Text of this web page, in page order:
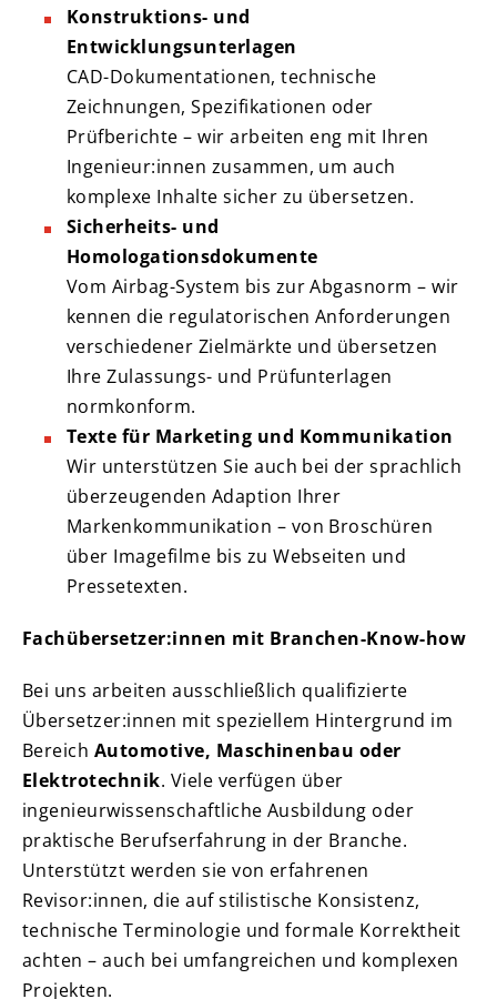
Konstruktions- und
Entwicklungsunterlagen
CAD-Dokumentationen, technische
Zeichnungen, Spezifikationen oder
Prüfberichte – wir arbeiten eng mit Ihren
Ingenieur:innen zusammen, um auch
komplexe Inhalte sicher zu übersetzen.
Sicherheits- und
Homologationsdokumente
Vom Airbag-System bis zur Abgasnorm – wir
kennen die regulatorischen Anforderungen
verschiedener Zielmärkte und übersetzen
Ihre Zulassungs- und Prüfunterlagen
normkonform.
Texte für Marketing und Kommunikation
Wir unterstützen Sie auch bei der sprachlich
überzeugenden Adaption Ihrer
Markenkommunikation – von Broschüren
über Imagefilme bis zu Webseiten und
Pressetexten.
Fachübersetzer:innen mit Branchen-Know-how
Bei uns arbeiten ausschließlich qualifizierte
Übersetzer:innen mit speziellem Hintergrund im
Bereich Automotive, Maschinenbau oder
Elektrotechnik. Viele verfügen über
ingenieurwissenschaftliche Ausbildung oder
praktische Berufserfahrung in der Branche.
Unterstützt werden sie von erfahrenen
Revisor:innen, die auf stilistische Konsistenz,
technische Terminologie und formale Korrektheit
achten – auch bei umfangreichen und komplexen
Projekten.